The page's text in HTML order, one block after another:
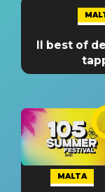
Il best of
MALTA